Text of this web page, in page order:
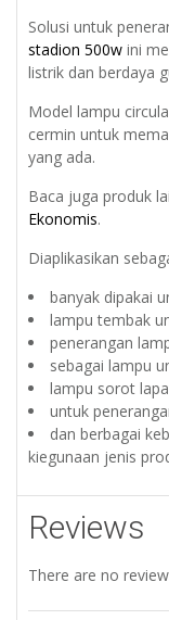
Solusi untuk
stadion 500w ini
listrik dan berdaya
Model lampu
cermin untuk
yang ada.
Baca juga produk
Ekonomis.
Diaplikasikan
banyak dipakai
lampu tembak
penerangan
sebagai lampu
lampu sorot
untuk
dan berbagai
kiegunaan jenis
Reviews
There are no